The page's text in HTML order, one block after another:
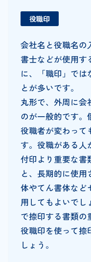
役職印
会社名と役職名の
書士などが使用す
に、「職印」では
とが多いです。
丸形で、外周に会
のが一般的です。
役職者が変わって
す。役職がある人
付印より重要な書
と、長期的に使
体やてん書体など
用してもよいでし
で捺印する書類の
役職印を使って捺
しょう。